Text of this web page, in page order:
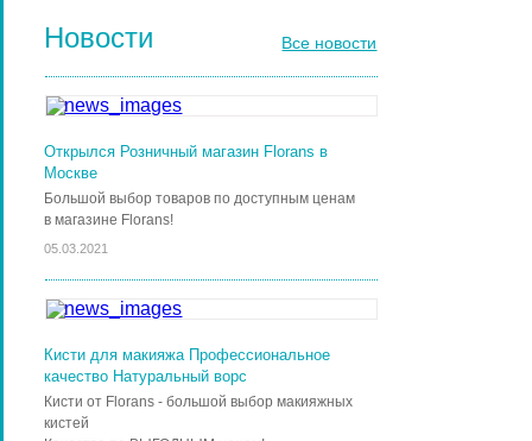
Новости Все новости
Открылся Розничный магазин Florans в
Москве
Большой выбор товаров по доступным ценам
в магазине Florans!
05.03.2021
Кисти для макияжа Профессиональное
качество Натуральный ворс
Кисти от Florans - большой выбор макияжных
кистей